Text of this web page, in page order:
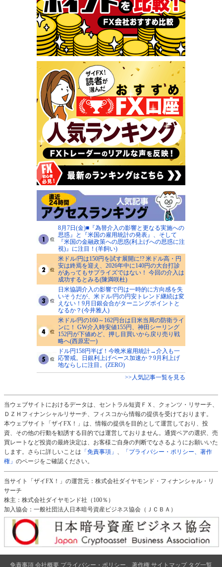
8月7日(金)■『為替介入の影響と更なる実施への
思惑』と『米国の雇用統計の発表』、そして
『米国の金融政策への思惑(利上げへの思惑に注
視)』に注目！(羊飼い)
米ドル/円は150円を試す展開に!? 米ドル高・円
安は終焉を迎え、2026年中に140円の大台打診
があってもサプライズではない！ 今回の介入は
成功するとみる(陳満咲杜)
日米協調介入の影響で円は一時的に方向感を失
いそうだが、米ドル/円の円安トレンド継続は変
えない！9月日銀会合がターニングポイントと
なるか？(今井雅人)
米ドル/円の160～162円台は日米当局の防衛ライ
ンに！ GW介入時安値155円、神田シーリング
152円が下値めど、押し目買いから戻り売り戦
略へ(西原宏一)
ドル円158円半ば！今晩米雇用統計→介入も一
応警戒。日銀利上げペース加速か？9月利上げ
地ならしに注目。(ZERO)
>>人気記事一覧を見る
当ウェブサイトにおけるデータは、セントラル短資ＦＸ、クォンツ・リサーチ、
ＤＺＨフィナンシャルリサーチ、フィスコから情報の提供を受けております。
本ウェブサイト「ザイFX！」は、情報の提供を目的として運営しており、投
資、その他の行動を勧誘する目的では運営しておりません。通貨ペアの選択、売
買レートなど投資の最終決定は、お客様ご自身の判断でなさるようにお願いいた
します。さらに詳しいことは 「免責事項」 、
「プライバシー・ポリシー、著作
権」 のページをご確認ください。
当サイト「ザイFX！」の運営元：株式会社ダイヤモンド・フィナンシャル・リ
サーチ
株主：株式会社ダイヤモンド社（100％）
加入協会：一般社団法人日本暗号資産ビジネス協会（ＪＣＢＡ）
免責事項 会社概要 プライバシー・ポリシー、著作権 サイトマップ タグ一覧